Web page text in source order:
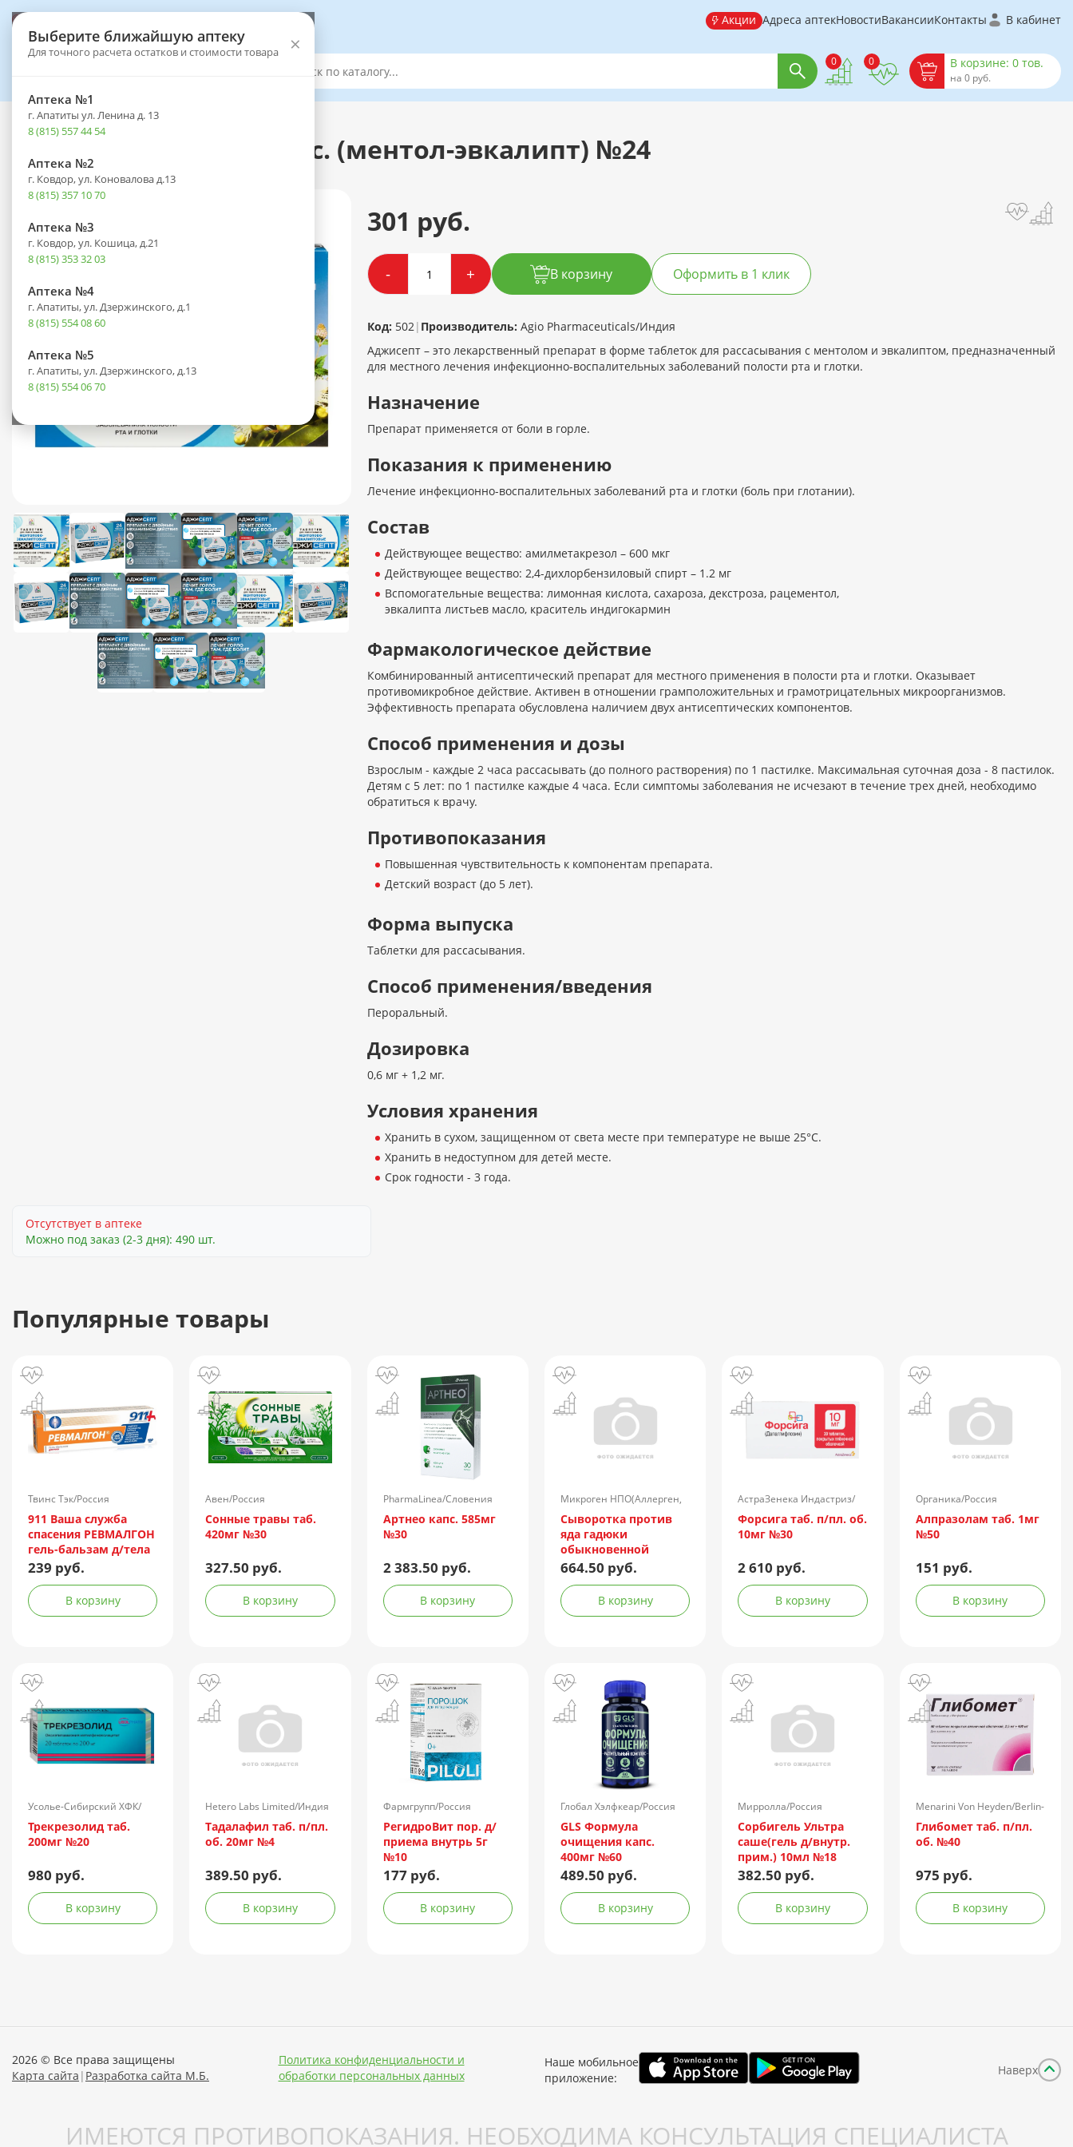
Выберите ближайшую аптеку
Для точного расчета остатков и стоимости товара ×
Аптека №1
г. Апатиты ул. Ленина д. 13
8 (815) 557 44 54
Аптека №2
г. Ковдор, ул. Коновалова д.13
8 (815) 357 10 70
Аптека №3
г. Ковдор, ул. Кошица, д.21
8 (815) 353 32 03
Аптека №4
г. Апатиты, ул. Дзержинского, д.1
8 (815) 554 08 60
Аптека №5
г. Апатиты, ул. Дзержинского, д.13
8 (815) 554 06 70
Акции Адреса аптекНовостиВакансииКонтакты В кабинет
0 0 В корзине: 0 тов.
на 0 руб.
Каталог - Лекарственные препараты
Аджисепт таб. д/рассас. (ментол-эвкалипт) №24
301 руб.
- + В корзину Оформить в 1 клик
Код: 502| Производитель: Agio Pharmaceuticals/Индия
Аджисепт – это лекарственный препарат в форме таблеток для рассасывания с ментолом и эвкалиптом, предназначенный
для местного лечения инфекционно-воспалительных заболеваний полости рта и глотки.
Назначение
Препарат применяется от боли в горле.
Показания к применению
Лечение инфекционно-воспалительных заболеваний рта и глотки (боль при глотании).
Состав
Действующее вещество: амилметакрезол – 600 мкг
Действующее вещество: 2,4-дихлорбензиловый спирт – 1.2 мг
Вспомогательные вещества: лимонная кислота, сахароза, декстроза, рацементол,
эвкалипта листьев масло, краситель индигокармин
Фармакологическое действие
Комбинированный антисептический препарат для местного применения в полости рта и глотки. Оказывает
противомикробное действие. Активен в отношении грамположительных и грамотрицательных микроорганизмов.
Эффективность препарата обусловлена наличием двух антисептических компонентов.
Способ применения и дозы
Взрослым - каждые 2 часа рассасывать (до полного растворения) по 1 пастилке. Максимальная суточная доза - 8 пастилок.
Детям с 5 лет: по 1 пастилке каждые 4 часа. Если симптомы заболевания не исчезают в течение трех дней, необходимо
обратиться к врачу.
Противопоказания
Повышенная чувствительность к компонентам препарата.
Детский возраст (до 5 лет).
Форма выпуска
Таблетки для рассасывания.
Способ применения/введения
Пероральный.
Дозировка
0,6 мг + 1,2 мг.
Условия хранения
Хранить в сухом, защищенном от света месте при температуре не выше 25°С.
Хранить в недоступном для детей месте.
Срок годности - 3 года.
Отсутствует в аптеке
Можно под заказ (2-3 дня): 490 шт.
Популярные товары
Твинс Тэк/Россия
911 Ваша служба
спасения РЕВМАЛГОН
гель-бальзам д/тела
100мл
239 руб.
В корзину
Авен/Россия
Сонные травы таб.
420мг №30
327.50 руб.
В корзину
PharmaLinea/Словения
Артнео капс. 585мг
№30
2 383.50 руб.
В корзину
Микроген НПО(Аллерген,
г.Ставрополь)/Россия
Сыворотка против
яда гадюки
обыкновенной
лошадиная
очищенная
концентрированная
жидкая амп.(р-р д/
664.50 руб.
В корзину
АстраЗенека Индастриз/
Россия
Форсига таб. п/пл. об.
10мг №30
2 610 руб.
В корзину
Органика/Россия
Алпразолам таб. 1мг
№50
151 руб.
В корзину
Усолье-Сибирский ХФК/
Россия
Трекрезолид таб.
200мг №20
980 руб.
В корзину
Hetero Labs Limited/Индия
Тадалафил таб. п/пл.
об. 20мг №4
389.50 руб.
В корзину
Фармгрупп/Россия
РегидроВит пор. д/
приема внутрь 5г
№10
177 руб.
В корзину
Глобал Хэлфкеар/Россия
GLS Формула
очищения капс.
400мг №60
489.50 руб.
В корзину
Мирролла/Россия
Сорбигель Ультра
саше(гель д/внутр.
прим.) 10мл №18
382.50 руб.
В корзину
Menarini Von Heyden/Berlin-
Chemie/Германия
Глибомет таб. п/пл.
об. №40
975 руб.
В корзину
2026 © Все права защищены
Карта сайта | Разработка сайта М.Б.
Политика конфиденциальности и
обработки персональных данных
Наше мобильное
приложение:
Наверх
ИМЕЮТСЯ ПРОТИВОПОКАЗАНИЯ. НЕОБХОДИМА КОНСУЛЬТАЦИЯ СПЕЦИАЛИСТА